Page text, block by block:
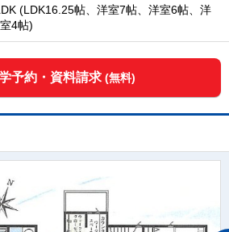
(LDK16.25帖、洋室7帖、洋室6帖、洋
4帖)
予約・資料請求 (無料)